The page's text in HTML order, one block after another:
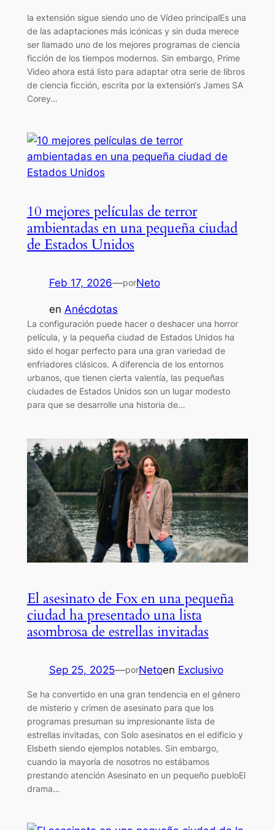
la extensión sigue siendo uno de Vídeo principalEs una
de las adaptaciones más icónicas y sin duda merece
ser llamado uno de los mejores programas de ciencia
ficción de los tiempos modernos. Sin embargo, Prime
Video ahora está listo para adaptar otra serie de libros
de ciencia ficción, escrita por la extensión‘s James SA
Corey…
10 mejores películas de terror
ambientadas en una pequeña ciudad
de Estados Unidos
Feb 17, 2026—porNeto
en Anécdotas
La configuración puede hacer o deshacer una horror
película, y la pequeña ciudad de Estados Unidos ha
sido el hogar perfecto para una gran variedad de
enfriadores clásicos. A diferencia de los entornos
urbanos, que tienen cierta valentía, las pequeñas
ciudades de Estados Unidos son un lugar modesto
para que se desarrolle una historia de…
El asesinato de Fox en una pequeña
ciudad ha presentado una lista
asombrosa de estrellas invitadas
Sep 25, 2025—porNetoen Exclusivo
Se ha convertido en una gran tendencia en el género
de misterio y crimen de asesinato para que los
programas presuman su impresionante lista de
estrellas invitadas, con Solo asesinatos en el edificio y
Elsbeth siendo ejemplos notables. Sin embargo,
cuando la mayoría de nosotros no estábamos
prestando atención Asesinato en un pequeño puebloEl
drama…